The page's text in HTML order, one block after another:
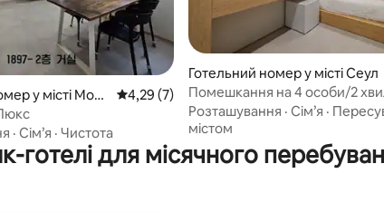
93
у місті Mokp
Середня оцінка: 4,29 з 5, відгуки: 7
4,29 (7)
· Сім’я · Чистота
Готельний номер у місті Сеул
Помешкання на 4 особи/2
станції DDP, ринок Кванджан,
доступ до Мьондона｜Є Елбі
бутик-помешкання в Сеулі
Розташування · Сім’я ·
містом
готелі для місячного